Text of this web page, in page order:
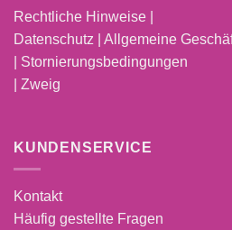
Rechtliche Hinweise |
Datenschutz | Allgemeine
| Stornierungsbedingungen
| Zweig
KUNDENSERVICE
Kontakt
Häufig gestellte Fragen